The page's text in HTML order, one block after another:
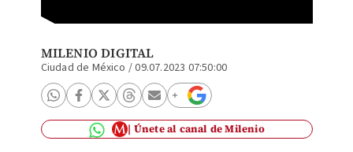
MILENIO DIGITAL
Ciudad de México /09.07.2023 07:50:00
Únete al canal de Milenio